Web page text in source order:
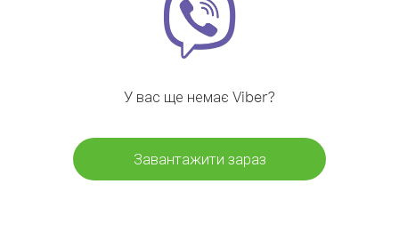
У вас ще немає Viber?
Завантажити зараз